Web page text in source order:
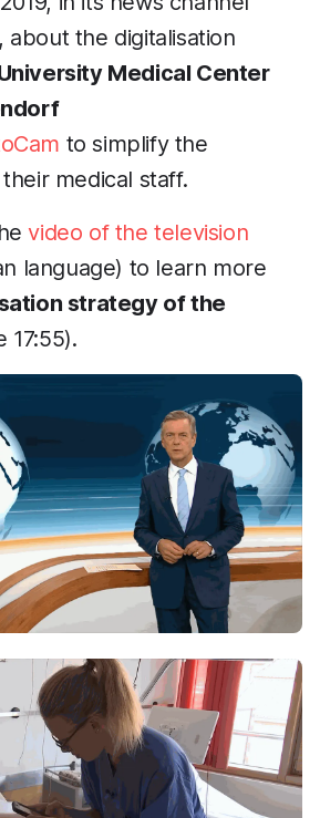
about the digitalisation
Medical Center
to simplify the
medical staff.
video of the television
language) to learn more
strategy of the
17:55).